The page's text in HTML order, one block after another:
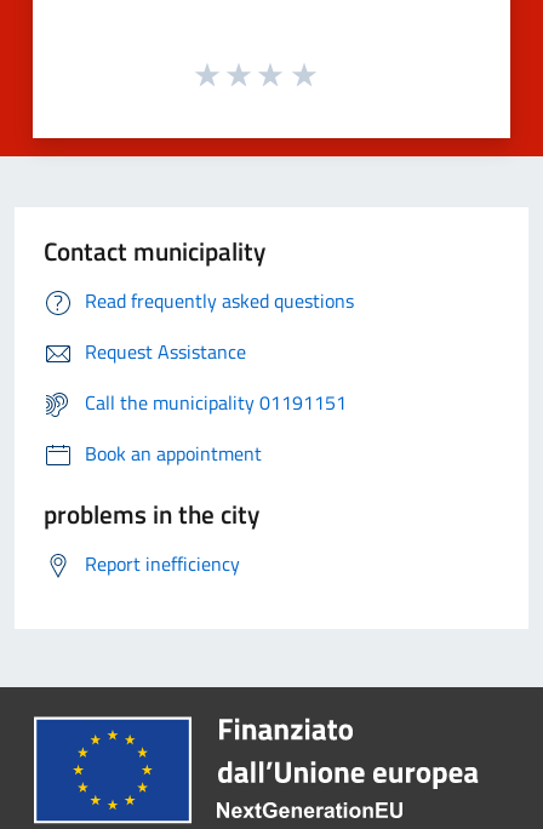
Contact municipality
Read frequently asked questions
Request Assistance
Call the municipality 01191151
Book an appointment
problems in the city
Report inefficiency